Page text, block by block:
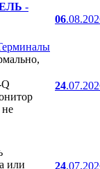
-
06
24
или
24